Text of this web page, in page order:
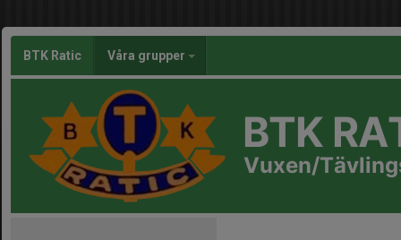
BTK Ratic Våra grupper
BTK
Vuxen/